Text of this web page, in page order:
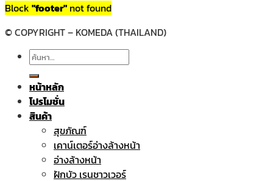
Block "footer" not found
© COPYRIGHT – KOMEDA (THAILAND)
ค้นหา:
หน้าหลัก
โปรโมชั่น
สินค้า
สุขภัณฑ์
เคาน์เตอร์อ่างล้างหน้า
อ่างล้างหน้า
ฝักบัว เรนชาวเวอร์